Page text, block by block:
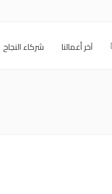
آخر أعمالنا شركاء النجاح